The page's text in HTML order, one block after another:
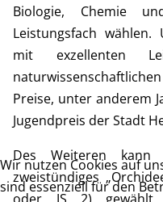
Biologie, Chemie
Leistungsfach
mit exzellenten
Preise, unter anderem
Jugendpreis der Stadt
Des Weiteren
zweistündiges
Wir nutzen Cookies auf
sind essenziell für den